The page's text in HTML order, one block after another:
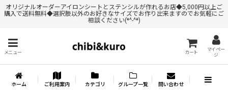
オリジナルオーダーアイロンシートとステンシルが作れるお店◆5,000円以上ご
購入で送料無料◆選択肢以外のお好きなサイズでお作り出来ますのでお気軽にご
相談ください(*^-^*)
メニュー カート
マイペー
ジ
ホーム ご利用案内 カテゴリ グループ一覧 問い合わせ